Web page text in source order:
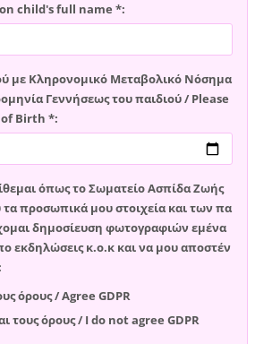
child's full name *:
με Κληρονομικό Μεταβολικό Νόσημα
Γεννήσεως του παιδιού / Please
Birth *:
όπως το Σωματείο Ασπίδα Ζωής
τα προσωπικά μου στοιχεία και των πα
δημοσίευση φωτογραφιών εμένα
εκδηλώσεις κ.ο.κ και να μου αποστέν
όρους / Agree GDPR
τους όρους / I do not agree GDPR